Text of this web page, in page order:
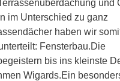
und
im Unterschied zu ganz
haben wir
Fensterbau.Die
bis ins kleinste
Wigards.Ein